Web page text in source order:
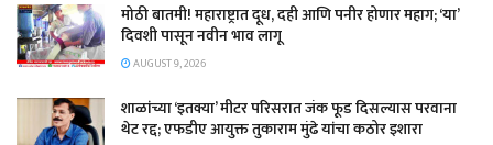
मोठी बातमी! महाराष्ट्रात दूध, दही आणि पनीर होणार महाग; ‘या’
दिवशी पासून नवीन भाव लागू
AUGUST 9, 2026
शाळांच्या ‘इतक्या’ मीटर परिसरात जंक फूड दिसल्यास परवाना
थेट रद्द; एफडीए आयुक्त तुकाराम मुंढे यांचा कठोर इशारा